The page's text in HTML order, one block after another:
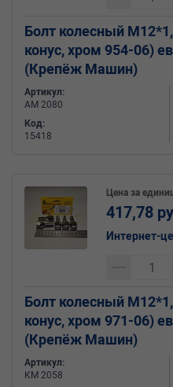
Болт колесный
конус, хром 954-06)
(Крепёж Машин)
Артикул:
АМ 2080
Код:
15418
Болт колесный
конус, хром 971-06)
(Крепёж Машин)
Артикул:
КМ 2058
Цена за
417,78
Интернет-